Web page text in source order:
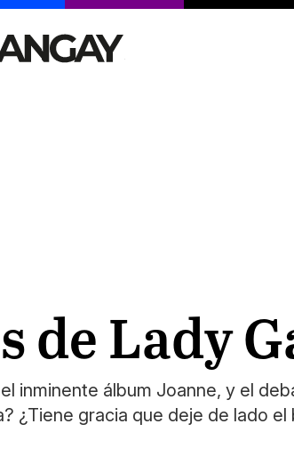
de Lady
inminente álbum Joanne, y el
¿Tiene gracia que deje de lado